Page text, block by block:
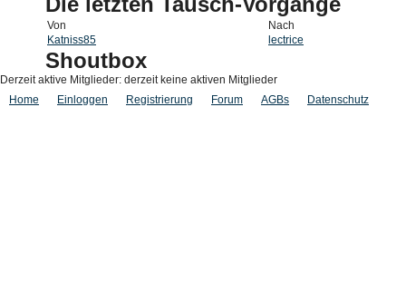
Von
Nach
Katniss85
lectrice
Shoutbox
Derzeit aktive Mitglieder: derzeit keine aktiven Mitglieder
Home
Einloggen Registrierung Forum AGBs Datenschutz